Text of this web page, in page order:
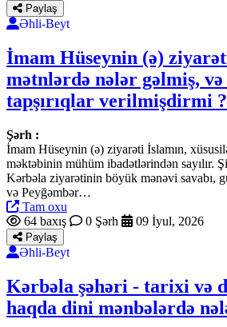
Paylaş
Əhli-Beyt
İmam Hüseynin (ə)
mətnlərdə nələr gəlmiş,
tapşırıqlar verilmişdirmi ?
Şərh :
İmam Hüseynin (ə) ziyarəti İslamın,
məktəbinin mühüm ibadətlərindən sayılır.
Kərbəla ziyarətinin böyük mənəvi savabı,
və Peyğəmbər…
Tam oxu
64 baxış
0 Şərh 09 İyul, 2026
Paylaş
Əhli-Beyt
Kərbəla şəhəri - tarixi və
haqda dini mənbələrdə